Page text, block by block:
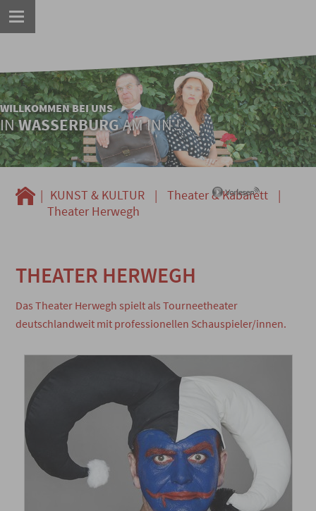
WILLKOMMEN BEI UNS
INWASSERBURGAM INN !
| KUNST & KULTUR | Theater & Kabarett
|
Theater Herwegh
THEATER HERWEGH
Das Theater Herwegh spielt als Tourneetheater
deutschlandweit mit professionellen Schauspieler/innen.